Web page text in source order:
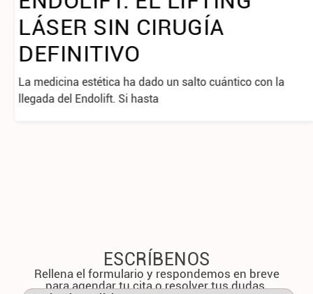
LÁSER SIN CIRUGÍA
DEFINITIVO
La medicina estética ha dado un salto cuántico con la
llegada del Endolift. Si hasta
ESCRÍBENOS
Rellena el formulario y respondemos en breve
para agendar tu cita o resolver tus dudas.